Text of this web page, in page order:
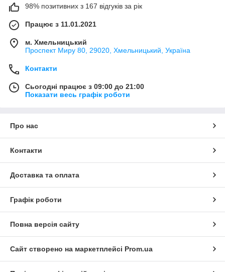
98% позитивних з 167 відгуків за рік
Працює з 11.01.2021
м. Хмельницький
Проспект Миру 80, 29020, Хмельницький, Україна
Контакти
Сьогодні працює з 09:00 до 21:00
Показати весь графік роботи
Про нас
Контакти
Доставка та оплата
Графік роботи
Повна версія сайту
Сайт створено на маркетплейсі Prom.ua